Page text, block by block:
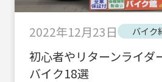
2022年12月23日 バイク
初心者やリターンライダ
バイク18選